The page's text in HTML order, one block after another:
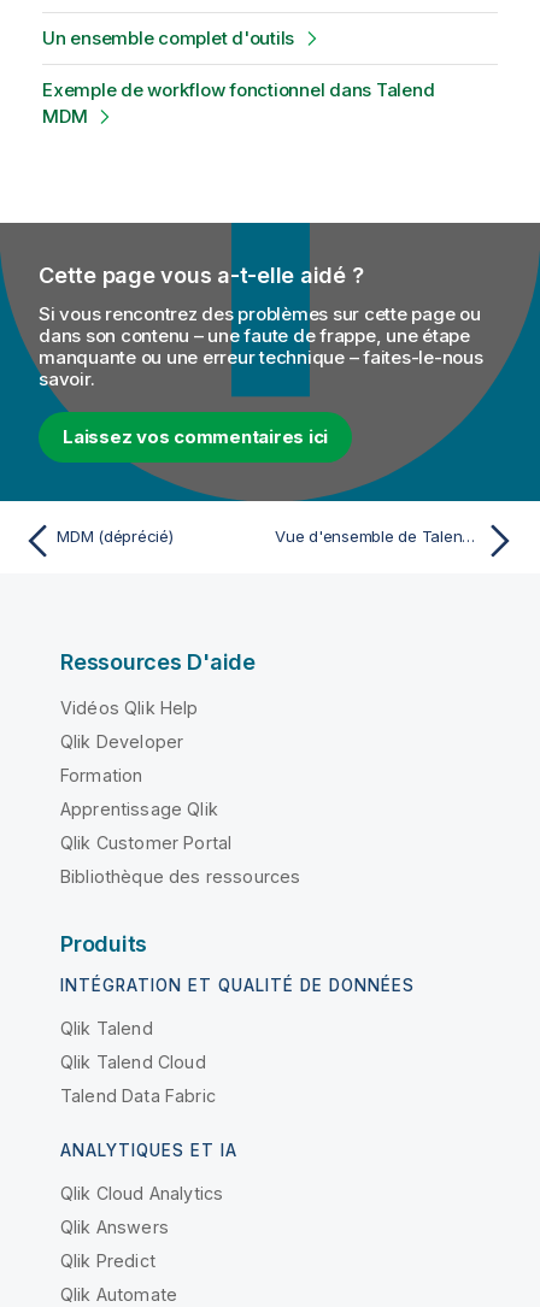
Un ensemble complet d'outils
Exemple de workflow fonctionnel dans Talend
MDM
Cette page vous a-t-elle aidé ?
Si vous rencontrez des problèmes sur cette page ou
dans son contenu – une faute de frappe, une étape
manquante ou une erreur technique – faites-le-nous
savoir.
Laissez vos commentaires ici
MDM (déprécié) Vue d'ensemble de Talend MDM
Ressources D'aide
Vidéos Qlik Help
Qlik Developer
Formation
Apprentissage Qlik
Qlik Customer Portal
Bibliothèque des ressources
Produits
INTÉGRATION ET QUALITÉ DE DONNÉES
Qlik Talend
Qlik Talend Cloud
Talend Data Fabric
ANALYTIQUES ET IA
Qlik Cloud Analytics
Qlik Answers
Qlik Predict
Qlik Automate